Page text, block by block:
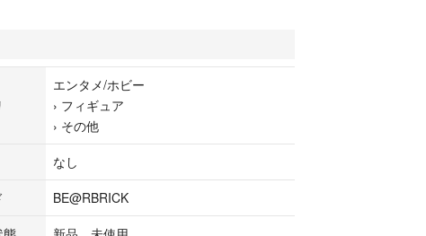
エンタメ/ホビー
› フィギュア
› その他
なし
BE@RBRICK